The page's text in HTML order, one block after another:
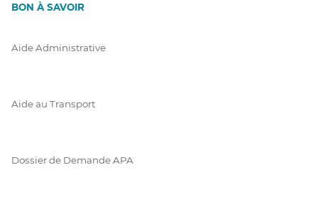
BON À SAVOIR
Aide Administrative
Aide au Transport
Dossier de Demande APA